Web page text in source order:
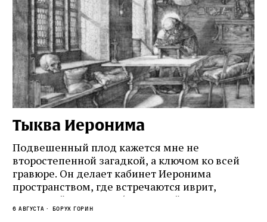
Тыква Иеронима
Подвешенный плод кажется мне не
второстепенной загадкой, а ключом ко всей
гравюре. Он делает кабинет Иеронима
пространством, где встречаются иврит,
греческий и латынь; буквальный смысл и
церковная традиция; филологическая
6 августа Борух Горин